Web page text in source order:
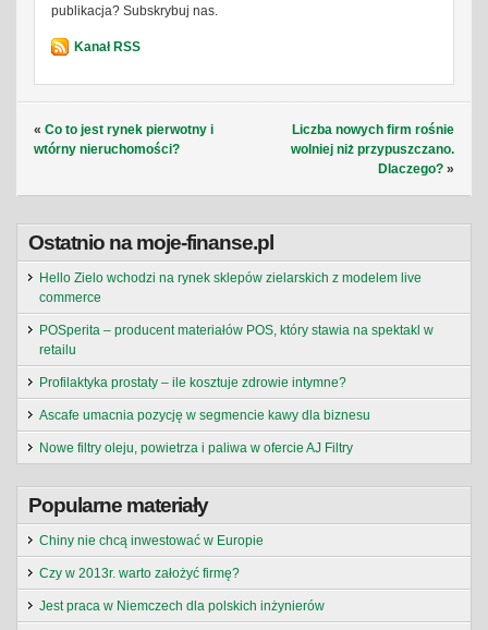
publikacja? Subskrybuj nas.
Kanał RSS
Liczba nowych firm rośnie
wolniej niż przypuszczano.
Dlaczego? »
« Co to jest rynek pierwotny i
wtórny nieruchomości?
Ostatnio na moje-finanse.pl
Hello Zielo wchodzi na rynek sklepów zielarskich z modelem live
commerce
POSperita – producent materiałów POS, który stawia na spektakl w
retailu
Profilaktyka prostaty – ile kosztuje zdrowie intymne?
Ascafe umacnia pozycję w segmencie kawy dla biznesu
Nowe filtry oleju, powietrza i paliwa w ofercie AJ Filtry
Popularne materiały
Chiny nie chcą inwestować w Europie
Czy w 2013r. warto założyć firmę?
Jest praca w Niemczech dla polskich inżynierów